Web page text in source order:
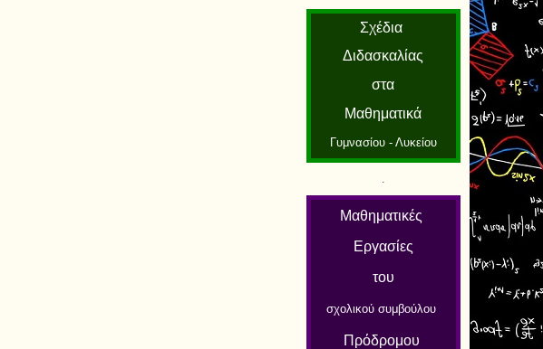
Σχέδια
Διδασκαλίας
στα
Μαθηματικά
Γυμνασίου - Λυκείου
.
Μαθηματικές
Εργασίες
του
σχολικού συμβούλου
Πρόδρομου